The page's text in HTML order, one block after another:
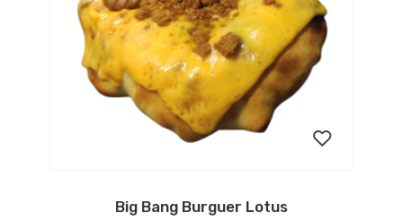
Big Bang Burguer Lotus